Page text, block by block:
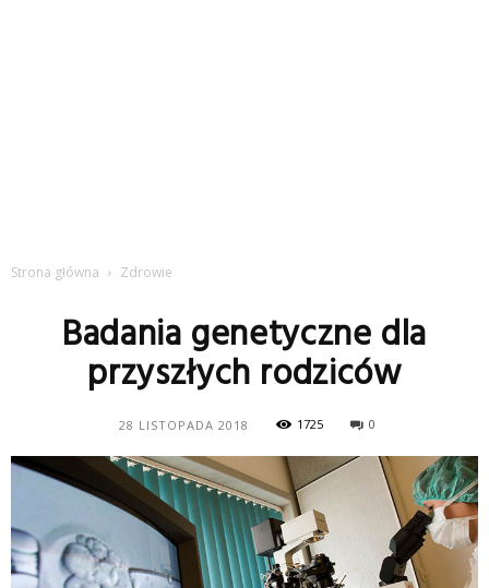
Strona główna Zdrowie
Badania genetyczne dla
przyszłych rodziców
28 LISTOPADA 2018 1725 0